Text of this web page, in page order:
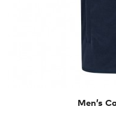
Men’s